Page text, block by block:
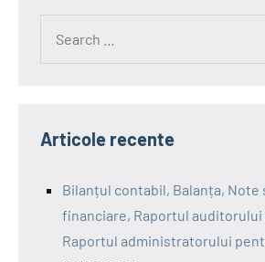
Articole recente
Bilanțul contabil, Balanța, Note
financiare, Raportul
Raportul administratorului